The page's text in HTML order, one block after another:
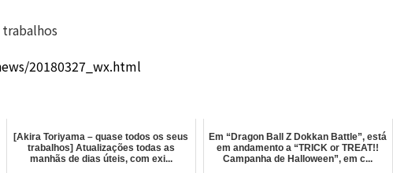
20180327_wx.html
[Akira Toriyama – quase todos os seus
trabalhos] Atualizações todas as
manhãs de dias úteis, com exi...
Em “Dragon Ball Z Dokkan Battle”, está
em andamento a “TRICK or TREAT!!
Campanha de Halloween”, em c...